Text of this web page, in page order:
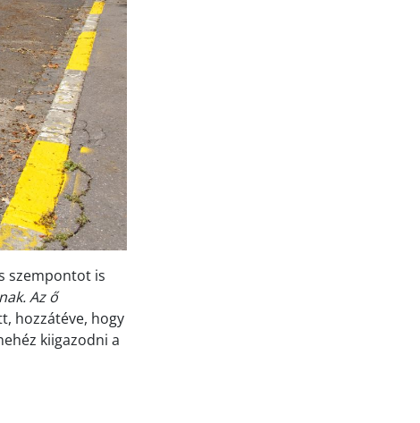
szempontot is
Az ő
hozzátéve, hogy
kiigazodni a